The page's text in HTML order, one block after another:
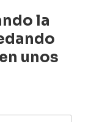
la
unos